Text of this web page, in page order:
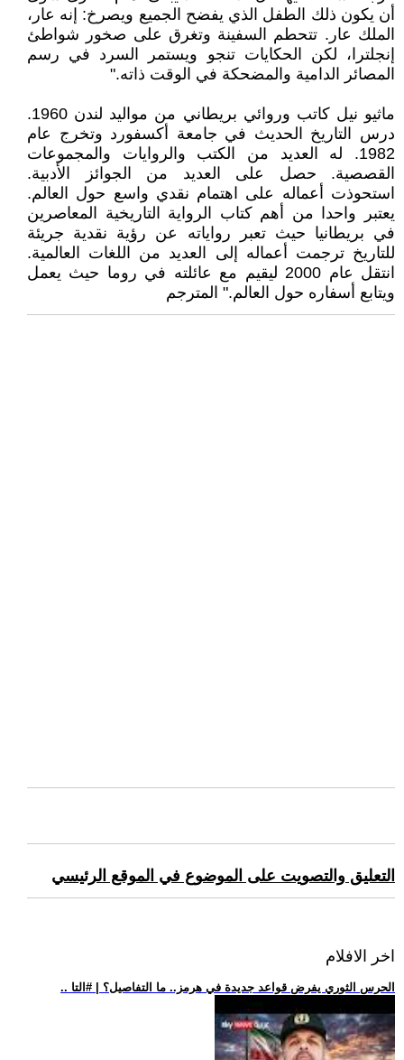
أن يكون ذلك الطفل الذي يفضح الجميع ويصرخ: إنه عار،
الملك عار. تتحطم السفينة وتغرق على صخور شواطئ
إنجلترا، لكن الحكايات تنجو ويستمر السرد في رسم
المصائر الدامية والمضحكة في الوقت ذاته."
ماثيو نيل كاتب وروائي بريطاني من مواليد لندن 1960.
درس التاريخ الحديث في جامعة أكسفورد وتخرج عام
1982. له العديد من الكتب والروايات والمجموعات
القصصية. حصل على العديد من الجوائز الأدبية.
استحوذت أعماله على اهتمام نقدي واسع حول العالم.
يعتبر واحدا من أهم كتاب الرواية التاريخية المعاصرين
في بريطانيا حيث تعبر رواياته عن رؤية نقدية جريئة
للتاريخ ترجمت أعماله إلى العديد من اللغات العالمية.
انتقل عام 2000 ليقيم مع عائلته في روما حيث يعمل
ويتابع أسفاره حول العالم." المترجم
التعليق والتصويت على الموضوع في الموقع الرئيسي
اخر الافلام
.. الحرس الثوري يفرض قواعد جديدة في هرمز.. ما التفاصيل؟ | #التا